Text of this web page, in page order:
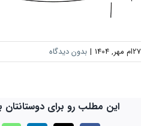
27ام مهر, 1404 | بدون دیدگاه
این مطلب رو برای دوستانتان